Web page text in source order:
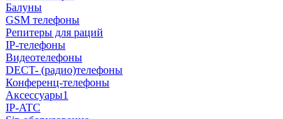
Балуны
GSM телефоны
Репитеры для раций
IP-телефоны
Видеотелефоны
DECT- (радио)телефоны
Конференц-телефоны
Аксессуары1
IP-ATC